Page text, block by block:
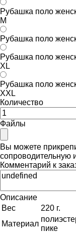
Рубашка поло
M
Рубашка поло
Рубашка поло
XL
Рубашка поло
XXL
Количество
Файлы
Вы можете
Комментарий к
Описание
Вес
220 г.
Материал
пике